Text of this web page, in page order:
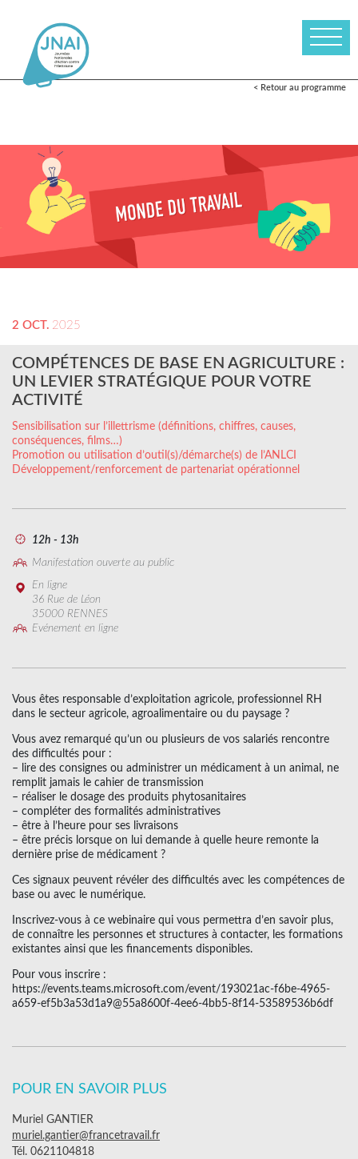
< Retour au programme
2 OCT. 2025
COMPÉTENCES DE BASE EN AGRICULTURE :
UN LEVIER STRATÉGIQUE POUR VOTRE
ACTIVITÉ
Sensibilisation sur l’illettrisme (définitions, chiffres, causes,
conséquences, films…)
Promotion ou utilisation d’outil(s)/démarche(s) de l’ANLCI
Développement/renforcement de partenariat opérationnel
12h - 13h
Manifestation ouverte au public
En ligne
36 Rue de Léon
35000 RENNES
Evénement en ligne
Vous êtes responsable d’exploitation agricole, professionnel RH
dans le secteur agricole, agroalimentaire ou du paysage ?
Vous avez remarqué qu’un ou plusieurs de vos salariés rencontre
des difficultés pour :
– lire des consignes ou administrer un médicament à un animal, ne
remplit jamais le cahier de transmission
– réaliser le dosage des produits phytosanitaires
– compléter des formalités administratives
– être à l’heure pour ses livraisons
– être précis lorsque on lui demande à quelle heure remonte la
dernière prise de médicament ?
Ces signaux peuvent révéler des difficultés avec les compétences de
base ou avec le numérique.
Inscrivez-vous à ce webinaire qui vous permettra d’en savoir plus,
de connaître les personnes et structures à contacter, les formations
existantes ainsi que les financements disponibles.
Pour vous inscrire :
https://events.teams.microsoft.com/event/193021ac-f6be-4965-
a659-ef5b3a53d1a9@55a8600f-4ee6-4bb5-8f14-53589536b6df
POUR EN SAVOIR PLUS
Muriel GANTIER
muriel.gantier@francetravail.fr
Tél. 0621104818